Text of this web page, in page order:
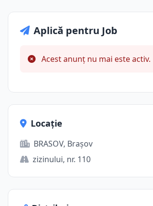
Aplică pentru Job
Acest anunț nu mai este activ.
Locație
BRASOV, Brașov
zizinului, nr. 110